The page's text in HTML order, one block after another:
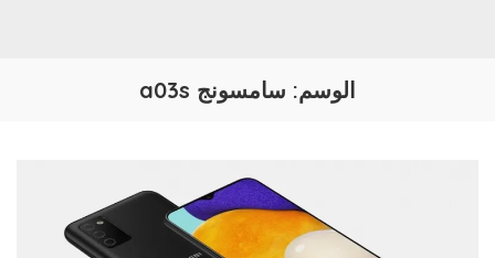
الوسم: سامسونج a03s